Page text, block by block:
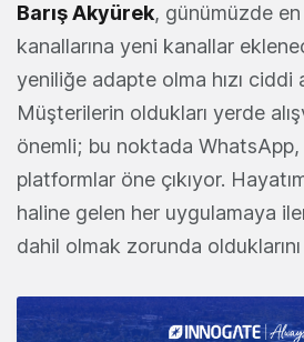
Barış Akyürek, günümüzde
kanallarına yeni kanallar
yeniliğe adapte olma hızı ciddi
Müşterilerin oldukları yerde
önemli; bu noktada
platformlar öne çıkıyor.
haline gelen her uygulamaya
dahil olmak zorunda